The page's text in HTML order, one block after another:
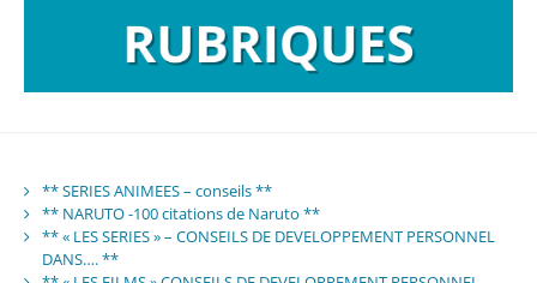
** SERIES ANIMEES – conseils **
** NARUTO -100 citations de Naruto **
** « LES SERIES » – CONSEILS DE DEVELOPPEMENT PERSONNEL
DANS…. **